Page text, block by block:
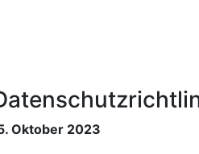
Oktober 2023